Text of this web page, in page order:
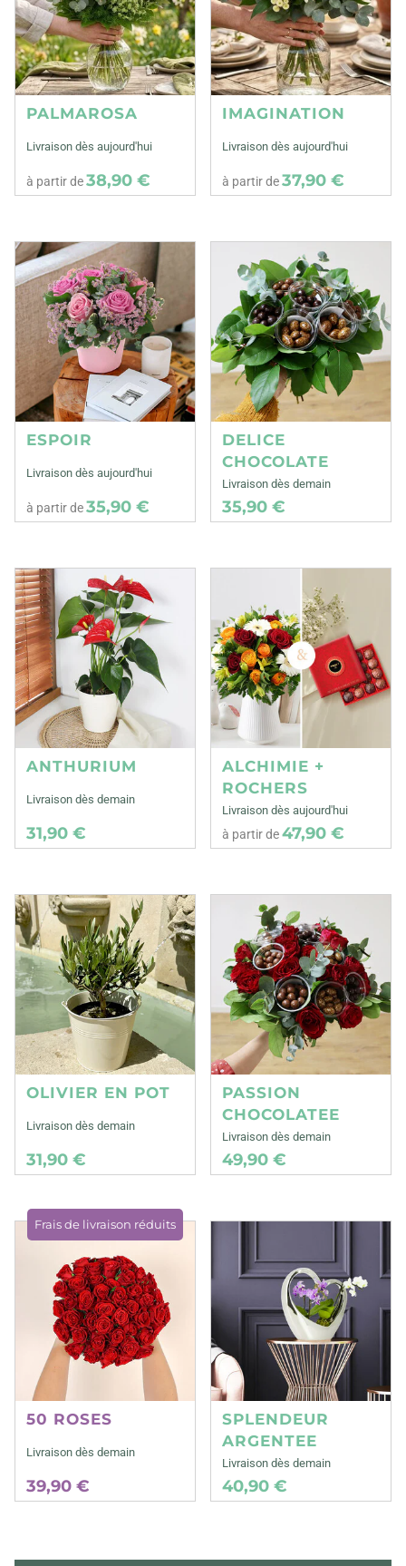
PALMAROSA
Livraison dès aujourd'hui
à partir de38,90 €
IMAGINATION
Livraison dès aujourd'hui
à partir de37,90 €
ESPOIR
Livraison dès aujourd'hui
à partir de35,90 €
DELICE
CHOCOLATE
Livraison dès demain
35,90 €
ANTHURIUM
Livraison dès demain
31,90 €
ALCHIMIE +
ROCHERS
Livraison dès aujourd'hui
à partir de47,90 €
OLIVIER EN POT
Livraison dès demain
31,90 €
PASSION
CHOCOLATEE
Livraison dès demain
49,90 €
Frais de livraison réduits
50 ROSES
Livraison dès demain
39,90 €
SPLENDEUR
ARGENTEE
Livraison dès demain
40,90 €